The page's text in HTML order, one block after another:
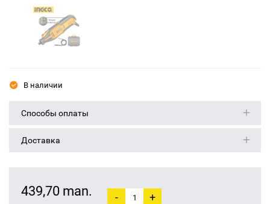
В наличии
Способы оплаты
Доставка
439,70 man. - +